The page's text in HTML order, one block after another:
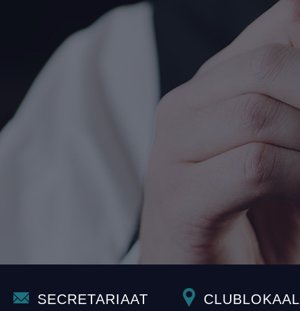
SECRETARIAAT CLUBLOKAAL